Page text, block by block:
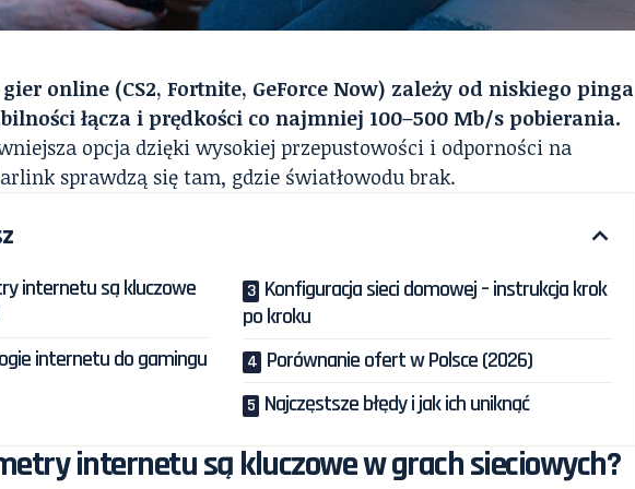
online (CS2, Fortnite, GeForce Now) zależy od niskiego pinga
łącza i prędkości co najmniej 100–500 Mb/s pobierania.
opcja dzięki wysokiej przepustowości i odporności na
sprawdzą się tam, gdzie światłowodu brak.
internetu są kluczowe
internetu do gamingu
Konfiguracja sieci domowej – instrukcja krok
po kroku
Porównanie ofert w Polsce (2026)
Najczęstsze błędy i jak ich uniknąć
internetu są kluczowe w grach sieciowych?